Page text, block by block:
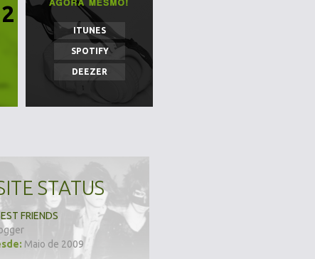
ITUNES
SPOTIFY
DEEZER
STATUS
FRIENDS
Maio de 2009